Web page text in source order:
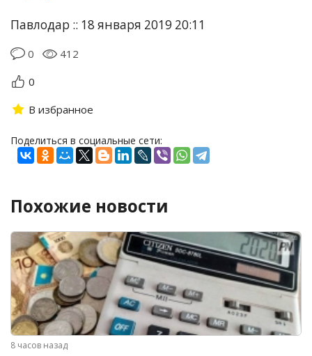
Павлодар :: 18 января 2019 20:11
0
412
0
В избранное
Поделиться в социальные сети:
Похожие новости
8 часов назад